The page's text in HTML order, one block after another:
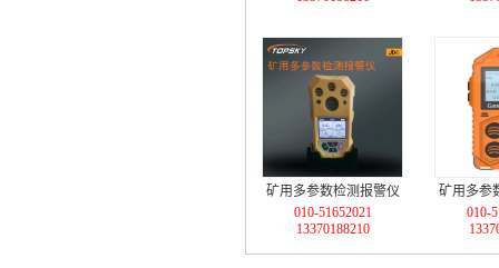
矿用多参数检测报警仪
（激光传感器+多气体检
010-51652021
13370188210
矿用多参
警仪 （
010-